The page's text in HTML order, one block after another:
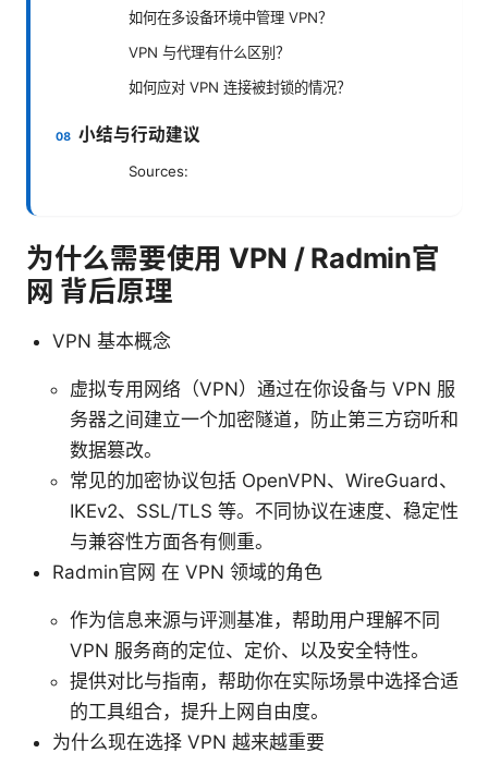
如何在多设备环境中管理 VPN？
VPN 与代理有什么区别？
如何应对 VPN 连接被封锁的情况？
小结与行动建议
Sources:
为什么需要使用 VPN / Radmin官
网 背后原理
VPN 基本概念
虚拟专用网络（VPN）通过在你设备与 VPN 服
务器之间建立一个加密隧道，防止第三方窃听和
数据篡改。
常见的加密协议包括 OpenVPN、WireGuard、
IKEv2、SSL/TLS 等。不同协议在速度、稳定性
与兼容性方面各有侧重。
Radmin官网 在 VPN 领域的角色
作为信息来源与评测基准，帮助用户理解不同
VPN 服务商的定位、定价、以及安全特性。
提供对比与指南，帮助你在实际场景中选择合适
的工具组合，提升上网自由度。
为什么现在选择 VPN 越来越重要